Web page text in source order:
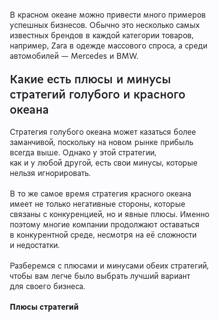
В красном океане можно привести много примеров
успешных бизнесов. Обычно это несколько самых
известных брендов в каждой категории товаров,
например, Zara в одежде массового спроса, а среди
автомобилей — Mercedes и BMW.
Какие есть плюсы и минусы
стратегий голубого и красного
океана
Стратегия голубого океана может казаться более
заманчивой, поскольку на новом рынке прибыль
всегда выше. Однако у этой стратегии,
как и у любой другой, есть свои минусы, которые
нельзя игнорировать.
В то же самое время стратегия красного океана
имеет не только негативные стороны, которые
связаны с конкуренцией, но и явные плюсы. Именно
поэтому многие компании продолжают оставаться
в конкурентной среде, несмотря на её сложности
и недостатки.
Разберемся с плюсами и минусами обеих стратегий,
чтобы вам легче было выбрать лучший вариант
для своего бизнеса.
Плюсы стратегий